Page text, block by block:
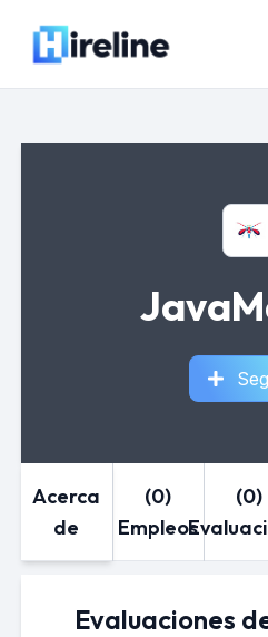
Acerca
de
(0)
Empleos
(0)
Evaluaciones